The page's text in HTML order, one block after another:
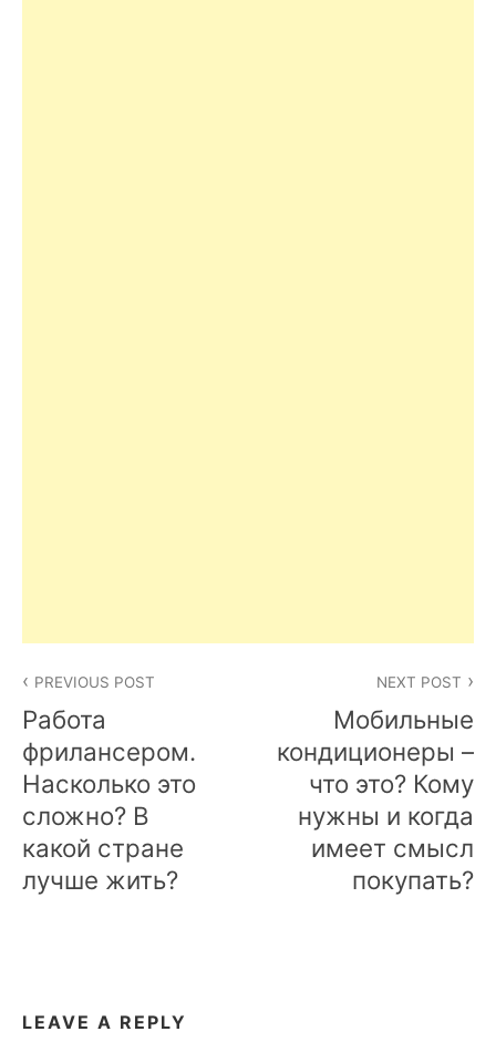
navigation
PREVIOUS POST
Работа
фрилансером.
Насколько это
сложно? В
какой стране
лучше жить?
NEXT POST
Мобильные
кондиционеры –
что это? Кому
нужны и когда
имеет смысл
покупать?
LEAVE A REPLY